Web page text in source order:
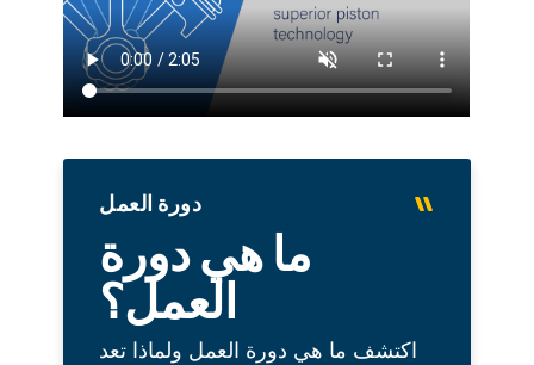
دورة العمل
ما هي دورة
العمل؟
اكتشف ما هي دورة العمل ولماذا تعد